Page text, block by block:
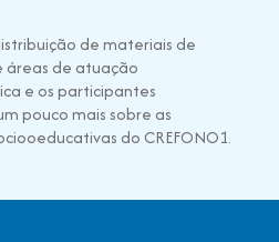
de materiais de
áreas de atuação
e os participantes
pouco mais sobre as
do CREFONO1.